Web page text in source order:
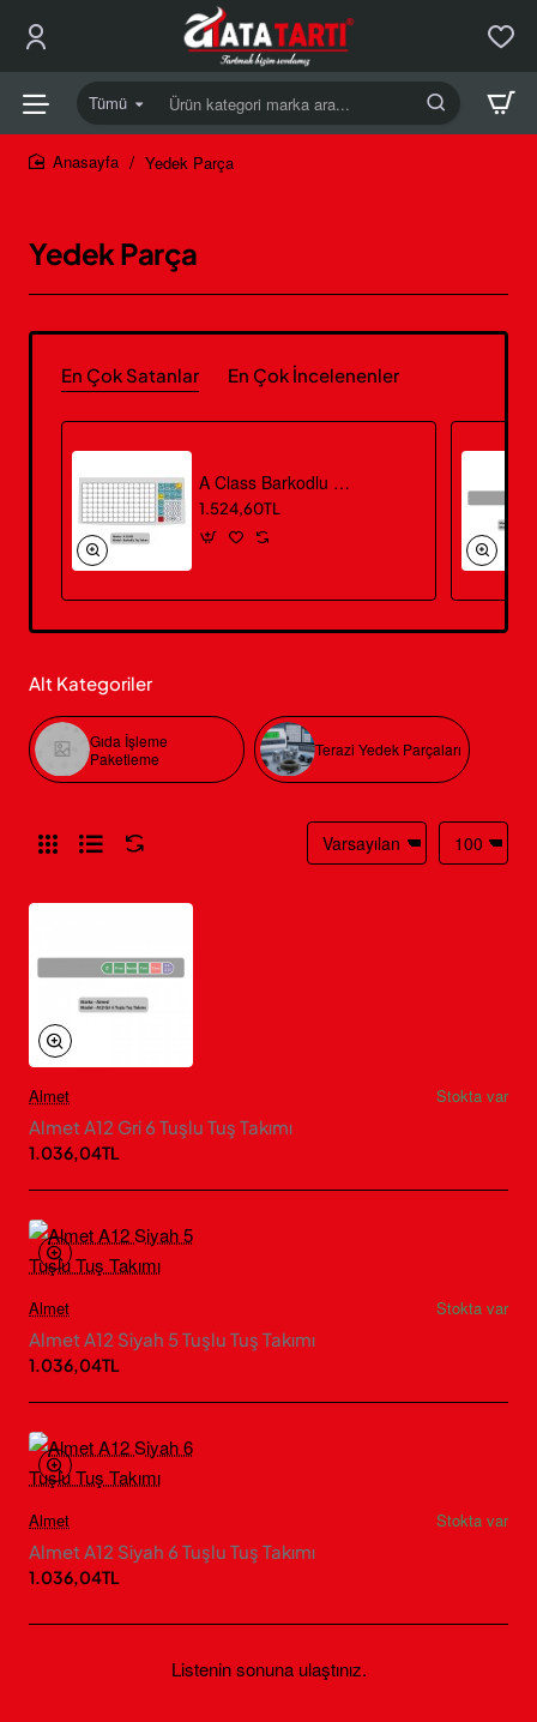
Tümü
Ürün
kategori
marka
Yedek Parça
Yedek Parça
En Çok Satanlar En Çok İncelenenler
A Class Barkodlu Tuş Takımı
1.524,60TL
Alt Kategoriler
Gıda İşleme
Paketleme
Terazi Yedek Parçaları
Almet
Stokta var
Almet A12 Gri 6 Tuşlu Tuş Takımı
1.036,04TL
Almet
Stokta var
Almet A12 Siyah 5 Tuşlu Tuş Takımı
1.036,04TL
Almet
Stokta var
Almet A12 Siyah 6 Tuşlu Tuş Takımı
1.036,04TL
Listenin sonuna ulaştınız.